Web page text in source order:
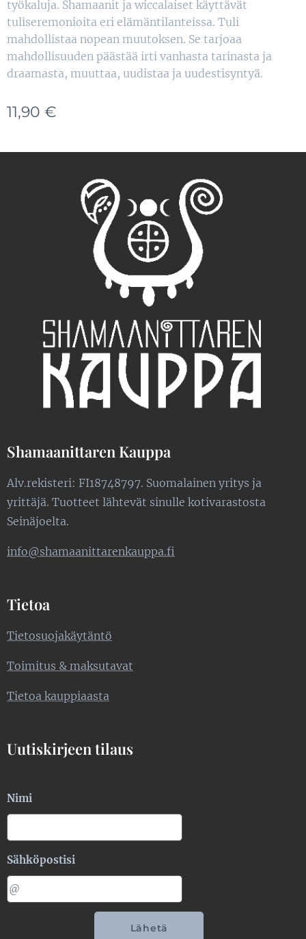
työkaluja. Shamaanit ja wiccalaiset käyttävät
tuliseremonioita eri elämäntilanteissa. Tuli
mahdollistaa nopean muutoksen. Se tarjoaa
mahdollisuuden päästää irti vanhasta tarinasta ja
draamasta, muuttaa, uudistaa ja uudestisyntyä.
11,90 €
Shamaanittaren Kauppa
Alv.rekisteri: FI18748797. Suomalainen yritys ja
yrittäjä. Tuotteet lähtevät sinulle kotivarastosta
Seinäjoelta.
info@shamaanittarenkauppa.fi
Tietoa
Tietosuojakäytäntö
Toimitus & maksutavat
Tietoa kauppiaasta
Uutiskirjeen tilaus
Nimi
Sähköpostisi
Lähetä